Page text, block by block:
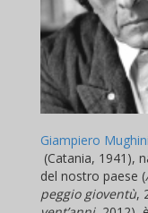
Giampiero Mughini
(Catania, 1941),
del nostro paese (
peggio gioventù,